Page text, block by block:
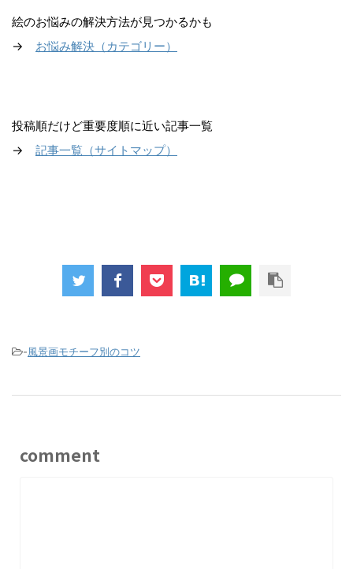
絵のお悩みの解決方法が見つかるかも
→ お悩み解決（カテゴリー）
投稿順だけど重要度順に近い記事一覧
→ 記事一覧（サイトマップ）
-風景画モチーフ別のコツ
comment